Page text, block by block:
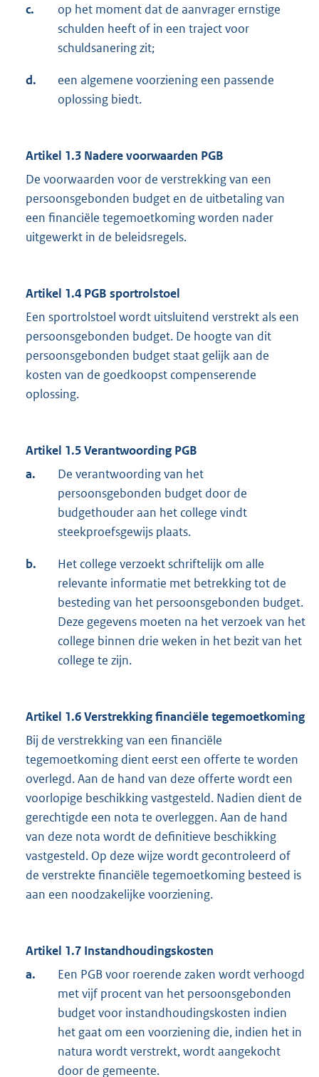
c.
op het moment dat de aanvrager ernstige
schulden heeft of in een traject voor
schuldsanering zit;
d.
een algemene voorziening een passende
oplossing biedt.
Artikel 1.3 Nadere voorwaarden PGB
De voorwaarden voor de verstrekking van een
persoonsgebonden budget en de uitbetaling van
een financiële tegemoetkoming worden nader
uitgewerkt in de beleidsregels.
Artikel 1.4 PGB sportrolstoel
Een sportrolstoel wordt uitsluitend verstrekt als een
persoonsgebonden budget. De hoogte van dit
persoonsgebonden budget staat gelijk aan de
kosten van de goedkoopst compenserende
oplossing.
Artikel 1.5 Verantwoording PGB
a.
De verantwoording van het
persoonsgebonden budget door de
budgethouder aan het college vindt
steekproefsgewijs plaats.
b.
Het college verzoekt schriftelijk om alle
relevante informatie met betrekking tot de
besteding van het persoonsgebonden budget.
Deze gegevens moeten na het verzoek van het
college binnen drie weken in het bezit van het
college te zijn.
Artikel 1.6 Verstrekking financiële tegemoetkoming
Bij de verstrekking van een financiële
tegemoetkoming dient eerst een offerte te worden
overlegd. Aan de hand van deze offerte wordt een
voorlopige beschikking vastgesteld. Nadien dient de
gerechtigde een nota te overleggen. Aan de hand
van deze nota wordt de definitieve beschikking
vastgesteld. Op deze wijze wordt gecontroleerd of
de verstrekte financiële tegemoetkoming besteed is
aan een noodzakelijke voorziening.
Artikel 1.7 Instandhoudingskosten
a.
Een PGB voor roerende zaken wordt verhoogd
met vijf procent van het persoonsgebonden
budget voor instandhoudingskosten indien
het gaat om een voorziening die, indien het in
natura wordt verstrekt, wordt aangekocht
door de gemeente.